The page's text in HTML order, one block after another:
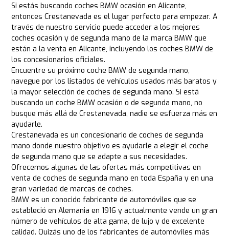
Si estás buscando coches BMW ocasión en Alicante,
entonces Crestanevada es el lugar perfecto para empezar. A
través de nuestro servicio puede acceder a los mejores
coches ocasión y de segunda mano de la marca BMW que
están a la venta en Alicante, incluyendo los coches BMW de
los concesionarios oficiales.
Encuentre su próximo coche BMW de segunda mano,
navegue por los listados de vehículos usados más baratos y
la mayor selección de coches de segunda mano. Si está
buscando un coche BMW ocasión o de segunda mano, no
busque más allá de Crestanevada, nadie se esfuerza más en
ayudarle.
Crestanevada es un concesionario de coches de segunda
mano donde nuestro objetivo es ayudarle a elegir el coche
de segunda mano que se adapte a sus necesidades.
Ofrecemos algunas de las ofertas más competitivas en
venta de coches de segunda mano en toda España y en una
gran variedad de marcas de coches.
BMW es un conocido fabricante de automóviles que se
estableció en Alemania en 1916 y actualmente vende un gran
número de vehículos de alta gama, de lujo y de excelente
calidad. Quizás uno de los fabricantes de automóviles más